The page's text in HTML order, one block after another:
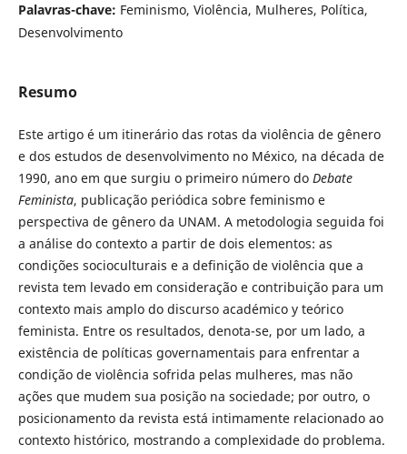
Palavras-chave: Feminismo, Violência, Mulheres, Política,
Desenvolvimento
Resumo
Este artigo é um itinerário das rotas da violência de gênero
e dos estudos de desenvolvimento no México, na década de
1990, ano em que surgiu o primeiro número do Debate
Feminista, publicação periódica sobre feminismo e
perspectiva de gênero da UNAM. A metodologia seguida foi
a análise do contexto a partir de dois elementos: as
condições socioculturais e a definição de violência que a
revista tem levado em consideração e contribuição para um
contexto mais amplo do discurso académico y teórico
feminista. Entre os resultados, denota-se, por um lado, a
existência de políticas governamentais para enfrentar a
condição de violência sofrida pelas mulheres, mas não
ações que mudem sua posição na sociedade; por outro, o
posicionamento da revista está intimamente relacionado ao
contexto histórico, mostrando a complexidade do problema.